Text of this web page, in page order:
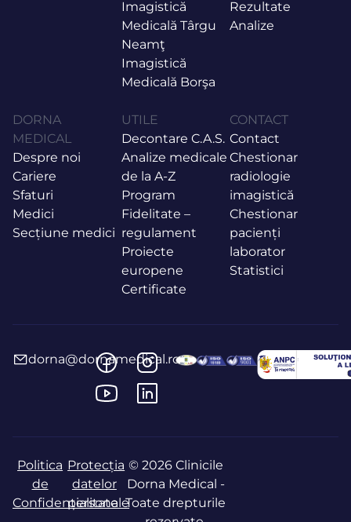
Imagistică
Medicală Târgu
Neamţ
Imagistică
Medicală Borşa
Rezultate
Analize
DORNA
MEDICAL
Despre noi
Cariere
Sfaturi
Medici
Secțiune medici
UTILE
Decontare C.A.S.
Analize medicale
de la A-Z
Program
Fidelitate –
regulament
Proiecte
europene
Certificate
CONTACT
Contact
Chestionar
radiologie
imagistică
Chestionar
pacienți
laborator
Statistici
dorna@dornamedical.ro
Politica
de
Confidențialitate
Protecția
datelor
personale
© 2026 Clinicile
Dorna Medical -
Toate drepturile